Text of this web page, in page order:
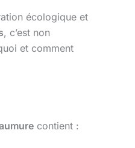
écologique et
, c’est non
et comment
contient :